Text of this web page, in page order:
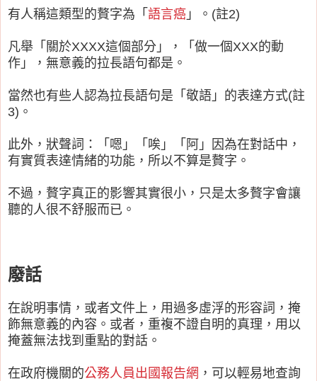
有人稱這類型的贅字為「 語言癌 」。(註2)
凡舉「關於XXXX這個部分」，「做一個XXX的動
作」，無意義的拉長語句都是。
當然也有些人認為拉長語句是「敬語」的表達方式(註
3)。
此外，狀聲詞：「嗯」「唉」「阿」因為在對話中，
有實質表達情緒的功能，所以不算是贅字。
不過， 贅字真正的影響其實很小，只是太多贅字會讓
聽的人很不舒服而已。
廢話
在說明事情，或者文件上，用過多虛浮的形容詞，掩
飾無意義的內容。或者，重複不證自明的真理，用以
掩蓋無法找到重點的對話。
在政府機關的公務人員出國報告網 ，可以輕易地查詢